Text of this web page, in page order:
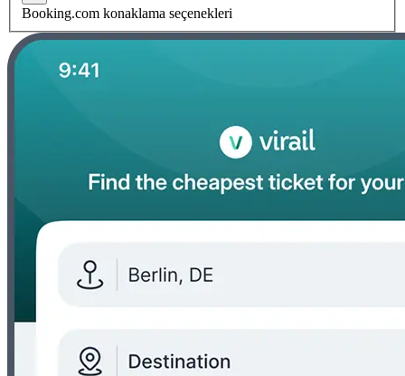
Booking.com konaklama seçenekleri